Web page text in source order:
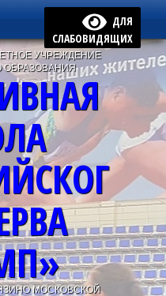
ДЛЯ
СЛАБОВИДЯЩИХ
УЧРЕЖДЕНИЕ
ОБРАЗОВАНИЯ
МОСКОВСКОЙ